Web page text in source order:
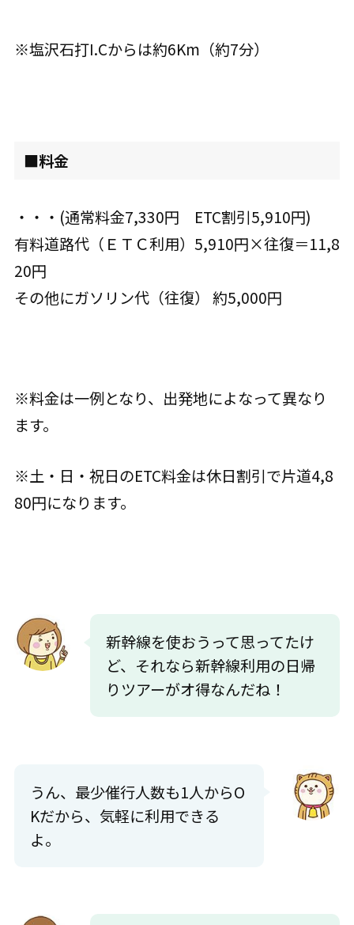
※塩沢石打I.Cからは約6Km（約7分）
■料金
・・・(通常料金7,330円 ETC割引5,910円)
有料道路代（ＥＴＣ利用）5,910円×往復＝11,8
20円
その他にガソリン代（往復） 約5,000円
※料金は一例となり、出発地によなって異なり
ます。
※土・日・祝日のETC料金は休日割引で片道4,8
80円になります。
新幹線を使おうって思ってたけ
ど、それなら新幹線利用の日帰
りツアーがオ得なんだね！
うん、最少催行人数も1人からO
Kだから、気軽に利用できる
よ。